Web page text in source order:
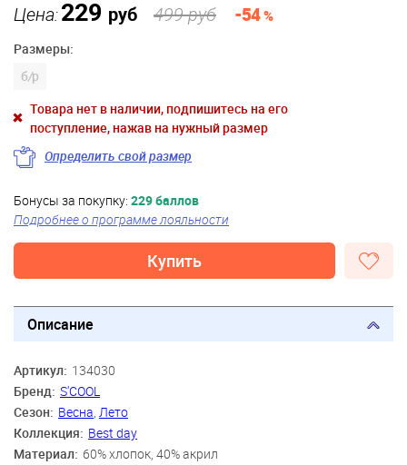
Цена:229 руб 499 руб -54%
Размеры:
б/р
Товара нет в наличии, подпишитесь на его
поступление, нажав на нужный размер
Определить свой размер
Бонусы за покупку: 229 баллов
Подробнее о программе лояльности
Купить
Описание
Артикул: 134030
Бренд: S'COOL
Сезон: Весна, Лето
Коллекция: Best day
Материал: 60% хлопок, 40% акрил